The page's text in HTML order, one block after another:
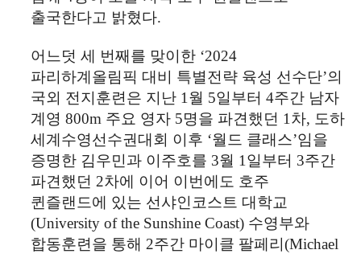
출국한다고 밝혔다.
어느덧 세 번째를 맞이한 ‘2024
파리하계올림픽 대비 특별전략 육성 선수단’의
국외 전지훈련은 지난 1 월 5일부터 4주간 남자
계영 800m 주요 영자 5명을 파견했던 1 차, 도하
세계수영선수권대회 이후 ‘월드 클래스’임을
증명한 김우민과 이주호를 3월 1 일부터 3주간
파견했던 2차에 이어 이번에도 호주
퀸즐랜드에 있는 선샤인코스트 대학교
(University of the Sunshine Coast) 수영부와
합동훈련을 통해 2주간 마이클 팔페리 (Michael